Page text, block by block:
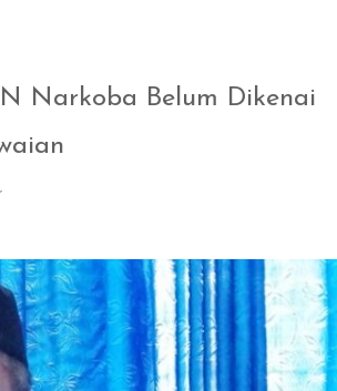
Narkoba Belum Dikenai